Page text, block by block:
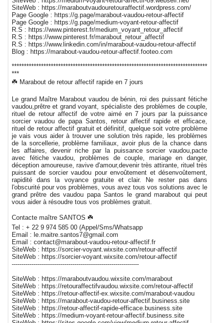
SiteWeb : https://maraboutvaudouretouraffectif.wordpress.com/
Page Google : https://g.page/marabout-vaudou-retour-affectif
Page Google : https://g.page/medium-voyant-retour-affectif
R.S : https://www.pinterest.fr/medium_voyant_retour_affectif
R.S : https://www.pinterest.fr/marabout_retour_affectif
R.S : https://www.linkedin.com/in/marabout-vaudou-retour-affectif
Blog : https://marabout-vaudou-retour-affectif.footeo.com
********************************************************************************
***
☘️ Marabout de retour affectif rapide en 7 jours
Le grand Maître Marabout vaudou de bénin, roi des puissant fétiche
vaudou,prêtre et grand voyant, spécialiste des problèmes de couple,
rituel de retour affectif de votre aimé en 7 jours par la puissance
sorcier vaudou de papa Santos, retour affectif rapide et efficace,
rituel de retour affectif gratuit et définitif, quelque soit votre problème
je vais vous aider à trouver une solution très rapide, les problèmes
de la sorcellerie, problème familiaux, avoir plus de la chance dans
les affaires, devenir riche par la puissance sorcier vaudou,pacte
avec fétiche vaudou, problèmes de couple, mariage en danger,
déception amoureuse, ravive d'amour,devenir très attirante, rituel très
puissant de sorcier vaudou pour envoûtement et désenvoûtement,
rapidité dans la voyance gratuite et clair. Ne rester pas dans
l'obscurité pour vos problèmes, vous avez tous vos solutions avec le
grand prêtre des vaudou papa Santos le grand marabout qui peut
vous aider à résoudre tous vos problèmes gratuit.
Contacte maître SANTOS ☘️
Tel : + 22 9 974 585 00 (Appel/Sms/Whatsapp
Email : le.maitre.santos7@gmail.com
Email : contact@marabout-vaudou-retour-affectif.fr
SiteWeb : https://sorcier-voyant.wixsite.com/retour-affectif
SiteWeb : https://sorcier-voyant.wixsite.com/retour-affectif
-----------------------------------------------------------------
SiteWeb : https://maraboutvaudou.wixsite.com/marabout
SiteWeb : https://retouraffectifvaudou.wixsite.com/retour-affectif
SiteWeb : https://retour-affectif-ex.wixsite.com/marabout-vaudou
SiteWeb : https://marabout-vaudou-retour-affectif.business.site
SiteWeb : https://retour-affectif-rapide-efficace.business.site
SiteWeb : https://medium-voyant-retour-affectif.business.site